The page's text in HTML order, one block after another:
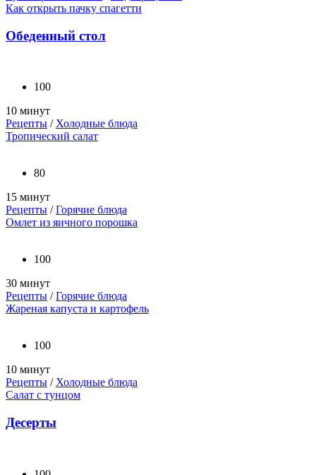
Как открыть пачку спагетти
Обеденный стол
100
10 минут
Рецепты /Холодные блюда
Тропический салат
80
15 минут
Рецепты /Горячие блюда
Омлет из яичного порошка
100
30 минут
Рецепты /Горячие блюда
Жареная капуста и картофель
100
10 минут
Рецепты /Холодные блюда
Салат с тунцом
Десерты